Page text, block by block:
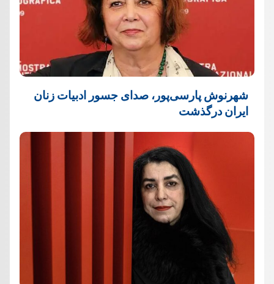
شهرنوش پارسی‌پور، صدای جسور ادبیات زنان
ایران درگذشت